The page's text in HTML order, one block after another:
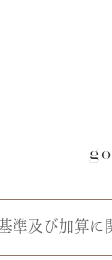
準及び加算に